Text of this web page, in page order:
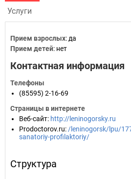
Услуги
Прием взрослых: да
Прием детей: нет
Контактная информация
Телефоны
(85595) 2-16-69
Страницы в интернете
Веб-сайт: http://leninogorsky.ru
Prodoctorov.ru: /leninogorsk/lpu/
sanatoriy-profilaktoriy/
Структура